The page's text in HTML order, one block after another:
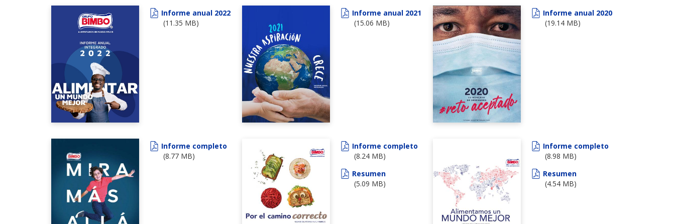
Informe anual 2022
(11.35 MB)
Informe anual 2021
(15.06 MB)
Informe anual 2020
(19.14 MB)
Informe completo
(8.77 MB)
Informe completo
(8.24 MB)
Resumen
(5.09 MB)
Informe completo
(8.98 MB)
Resumen
(4.54 MB)